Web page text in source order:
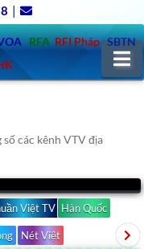
|
RFA RFI Pháp SBTN
các kênh VTV địa
Việt TV Hàn Quốc
Nét Việt